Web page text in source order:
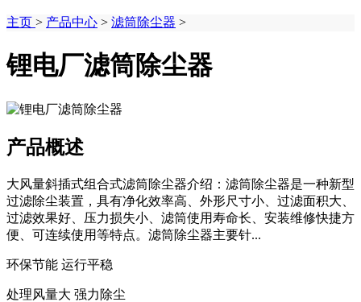
主页 > 产品中心 > 滤筒除尘器 >
锂电厂滤筒除尘器
产品概述
大风量斜插式组合式滤筒除尘器介绍：滤筒除尘器是一种新型
过滤除尘装置，具有净化效率高、外形尺寸小、过滤面积大、
过滤效果好、压力损失小、滤筒使用寿命长、安装维修快捷方
便、可连续使用等特点。滤筒除尘器主要针...
环保节能 运行平稳
处理风量大 强力除尘